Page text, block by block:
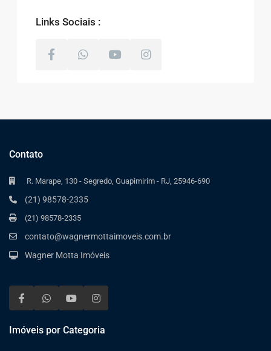
Links Sociais :
Contato
R. Marape, 130 - Segredo, Guapimirim - RJ, 25946-690
(21) 98578-2335
(21) 98578-2335
contato@wagnermottaimoveis.com.br
Wagner Motta Imóveis
Imóveis por Categoria